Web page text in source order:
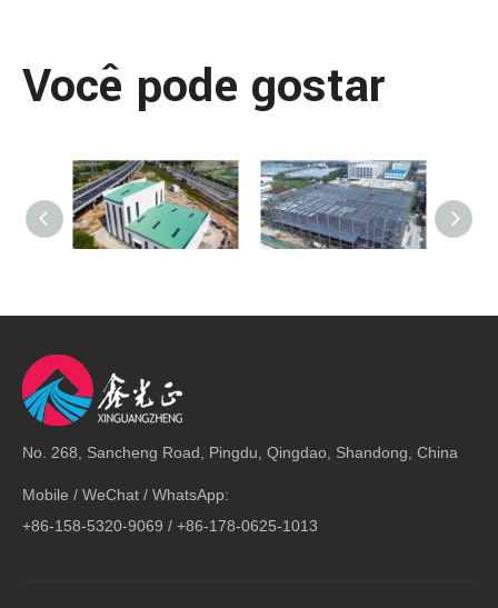
Você pode gostar
Estrutura de estrutura de aço de vários andares para oficina de produção Edifícios de vários andares com construção de estrutura de estrutura de aço
No. 268, Sancheng Road, Pingdu, Qingdao, Shandong, China
Mobile / WeChat / WhatsApp:
+86-158-5320-9069 / +86-178-0625-1013